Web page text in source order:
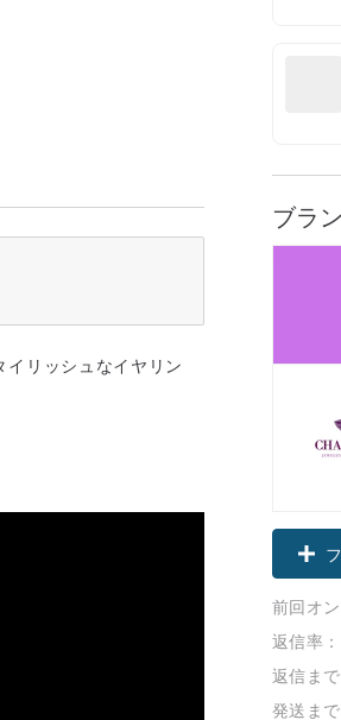
ブラ
前回オ
返信率：
返信まで
発送まで
イリッシュなイヤリン